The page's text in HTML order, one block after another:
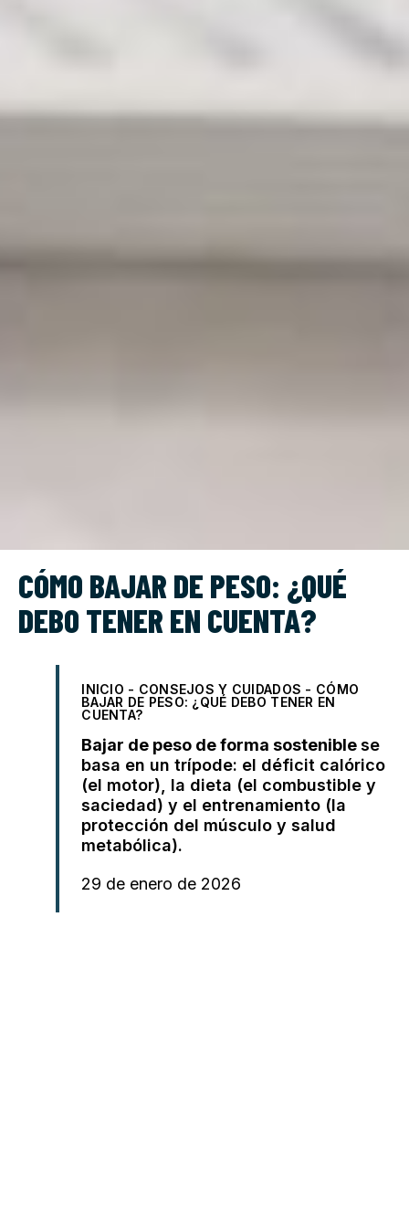
CÓMO BAJAR DE PESO: ¿QUÉ
DEBO TENER EN CUENTA?
INICIO - CONSEJOS Y CUIDADOS - CÓMO
BAJAR DE PESO: ¿QUÉ DEBO TENER EN
CUENTA?
Bajar de peso de forma sosteniblese
basa en un trípode: el déficit calórico
(el motor), la dieta (el combustible y
saciedad) y el entrenamiento (la
protección del músculo y salud
metabólica).
29 de enero de 2026